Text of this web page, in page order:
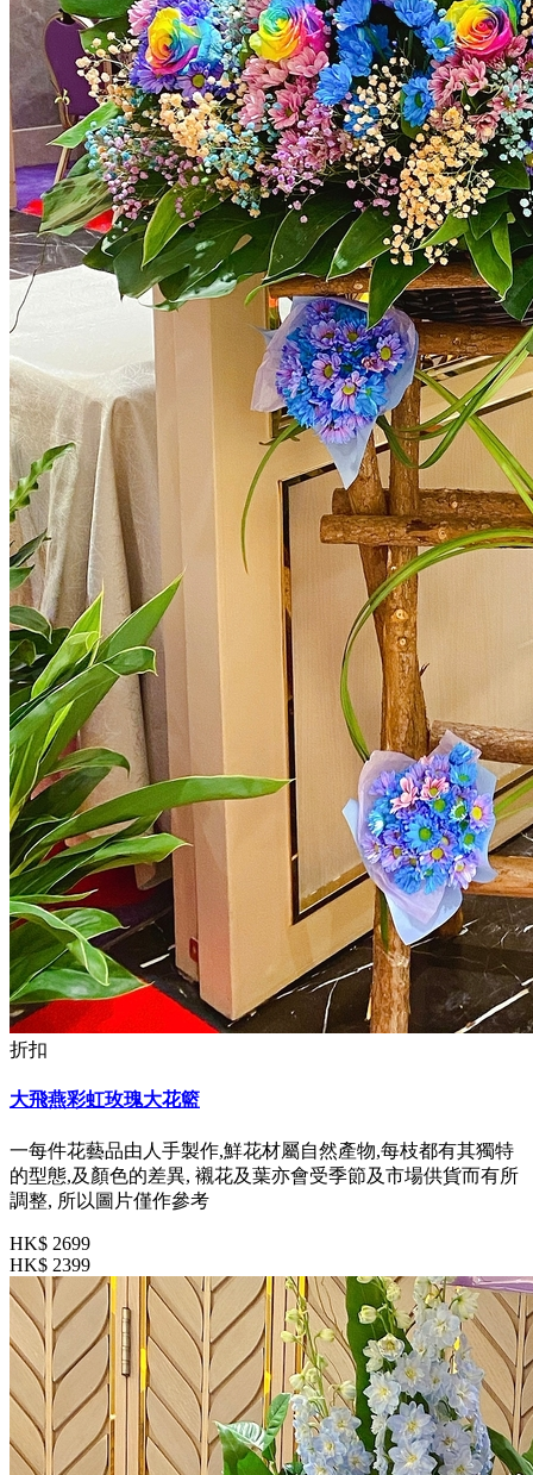
折扣
大飛燕彩虹玫瑰大花籃
一每件花藝品由人手製作,鮮花材屬自然產物,每枝都有其獨特
的型態,及顏色的差異, 襯花及葉亦會受季節及市場供貨而有所
調整, 所以圖片僅作參考
HK$ 2699
HK$ 2399